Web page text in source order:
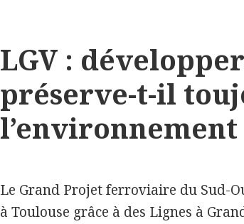
LGV :
préserve-t-il
l’environnement
Le Grand Projet ferroviaire du Sud-
à Toulouse grâce à des Lignes à